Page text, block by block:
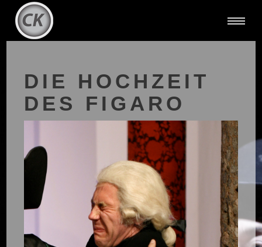
DIE HOCHZEIT
DES FIGARO